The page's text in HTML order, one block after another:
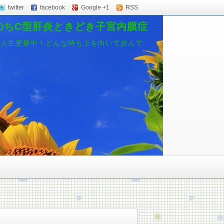
twitter facebook Google +1 RSS
C型肝炎ときどき子宮内膜症
生更新中！どんな時も上を向いて歩んで